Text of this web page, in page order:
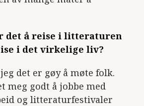
det å reise i litteraturen
i det virkelige liv?
det er gøy å møte folk.
meg godt å jobbe med
og litteraturfestivaler